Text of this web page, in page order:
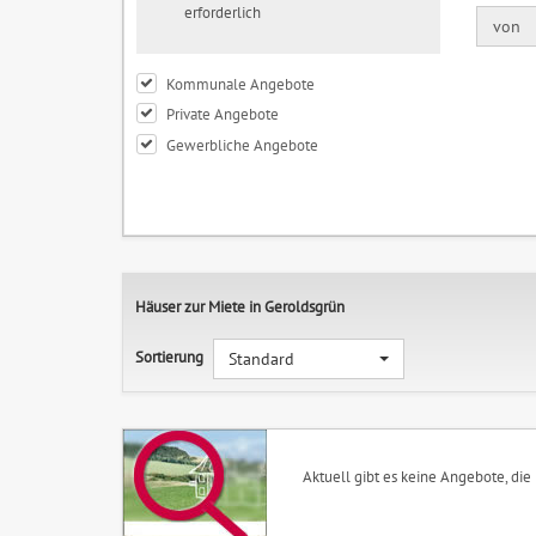
erforderlich
Kommunale Angebote
Private Angebote
Gewerbliche Angebote
von
Häuser zur Miete in Geroldsgrün
Sortierung Standard
Aktuell gibt es keine Angebote,